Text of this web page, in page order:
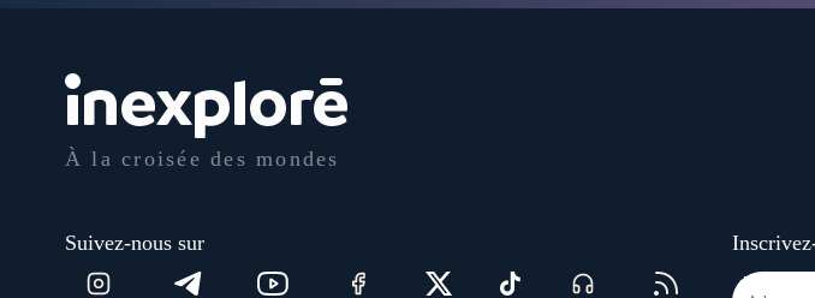
À la croisée des mondes
Suivez-nous sur